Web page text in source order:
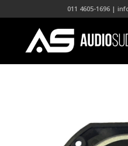
011 4605-1696 |